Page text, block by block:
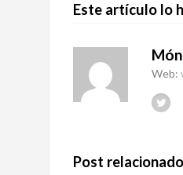
Este artículo lo
Web:
Post